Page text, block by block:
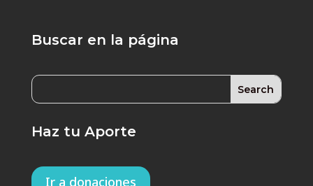
Buscar en la página
Haz tu Aporte
Ir a donaciones